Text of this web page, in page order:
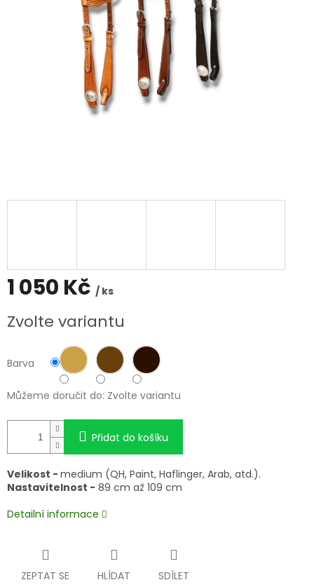
1 050 Kč / ks
cena:
Zvolte variantu
Barva
Můžeme doručit do: Zvolte variantu
Přidat do košíku
Velikost - medium (QH, Paint, Haflinger, Arab, atd.).
Nastavitelnost - 89 cm až 109 cm
Detailní informace
ZEPTAT SE HLÍDAT SDÍLET